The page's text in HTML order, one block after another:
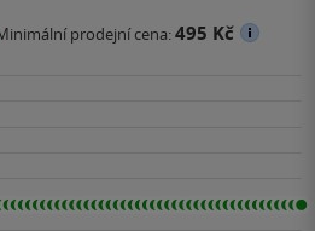
prodejní cena:495 Kč